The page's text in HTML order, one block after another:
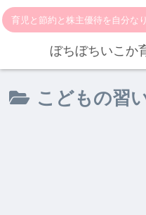
育児と節約と株主優待を自分な
ぼちぼちいこか
こどもの習